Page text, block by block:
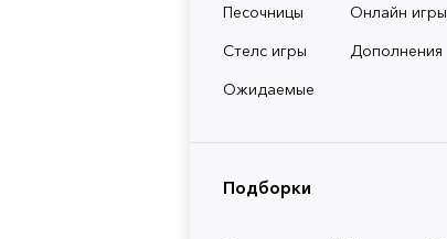
Песочницы
Онлайн игры
Стелс игры
Дополнения
Ожидаемые
Подборки